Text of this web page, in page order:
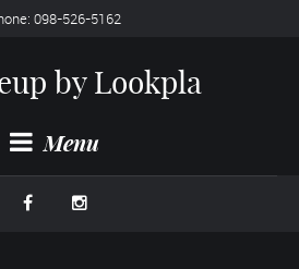
098-526-5162
by Lookpla
Menu